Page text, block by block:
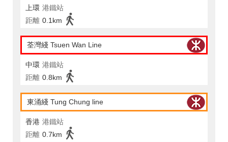
上環 港鐵站
距離 0.1km
荃灣綫 Tsuen Wan Line
中環 港鐵站
距離 0.8km
東涌綫 Tung Chung line
香港 港鐵站
距離 0.7km